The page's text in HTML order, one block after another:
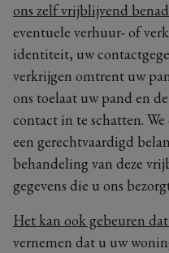
ons zelf vrijblijvend
eventuele verhuur- of
identiteit, uw
verkrijgen omtrent uw
ons toelaat uw pand en
contact in te schatten.
een gerechtvaardigd
behandeling van deze
gegevens die u ons
Het kan ook gebeuren
vernemen dat u uw